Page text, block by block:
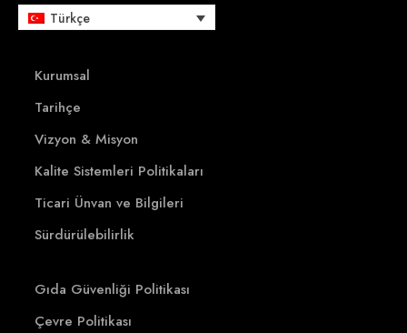
Türkçe
Kurumsal
Tarihçe
Vizyon & Misyon
Kalite Sistemleri Politikaları
Ticari Ünvan ve Bilgileri
Sürdürülebilirlik
Gıda Güvenliği Politikası
Çevre Politikası